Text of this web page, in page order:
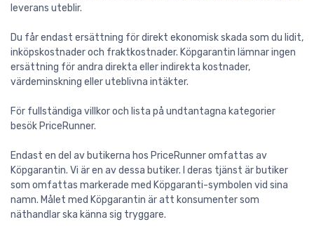
leverans uteblir.
Du får endast ersättning för direkt ekonomisk skada som du lidit,
inköpskostnader och fraktkostnader. Köpgarantin lämnar ingen
ersättning för andra direkta eller indirekta kostnader,
värdeminskning eller uteblivna intäkter.
För fullständiga villkor och lista på undtantagna kategorier
besök PriceRunner.
Endast en del av butikerna hos PriceRunner omfattas av
Köpgarantin. Vi är en av dessa butiker. I deras tjänst är butiker
som omfattas markerade med Köpgaranti-symbolen vid sina
namn. Målet med Köpgarantin är att konsumenter som
näthandlar ska känna sig tryggare.